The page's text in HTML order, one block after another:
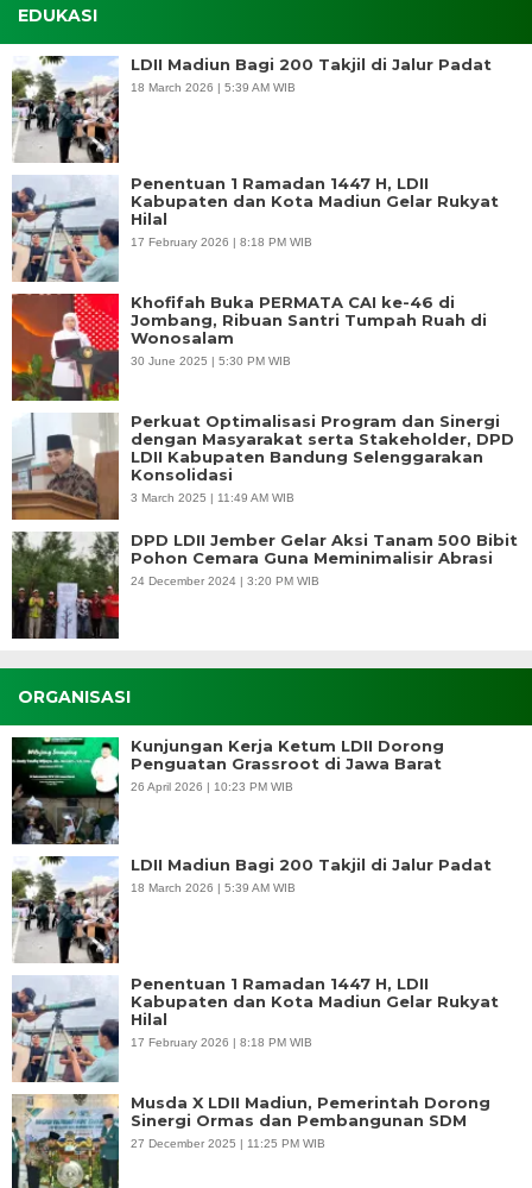
EDUKASI
LDII Madiun Bagi 200 Takjil di Jalur Padat
18 March 2026 | 5:39 AM WIB
Penentuan 1 Ramadan 1447 H, LDII
Kabupaten dan Kota Madiun Gelar Rukyat
Hilal
17 February 2026 | 8:18 PM WIB
Khofifah Buka PERMATA CAI ke-46 di
Jombang, Ribuan Santri Tumpah Ruah di
Wonosalam
30 June 2025 | 5:30 PM WIB
Perkuat Optimalisasi Program dan Sinergi
dengan Masyarakat serta Stakeholder, DPD
LDII Kabupaten Bandung Selenggarakan
Konsolidasi
3 March 2025 | 11:49 AM WIB
DPD LDII Jember Gelar Aksi Tanam 500 Bibit
Pohon Cemara Guna Meminimalisir Abrasi
24 December 2024 | 3:20 PM WIB
ORGANISASI
Kunjungan Kerja Ketum LDII Dorong
Penguatan Grassroot di Jawa Barat
26 April 2026 | 10:23 PM WIB
LDII Madiun Bagi 200 Takjil di Jalur Padat
18 March 2026 | 5:39 AM WIB
Penentuan 1 Ramadan 1447 H, LDII
Kabupaten dan Kota Madiun Gelar Rukyat
Hilal
17 February 2026 | 8:18 PM WIB
Musda X LDII Madiun, Pemerintah Dorong
Sinergi Ormas dan Pembangunan SDM
27 December 2025 | 11:25 PM WIB